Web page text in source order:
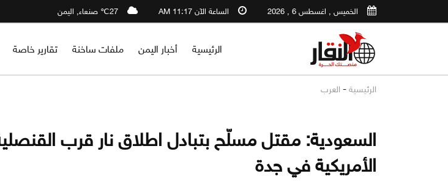
الخميس , اغسطس 6 , 2026 الساعة الآن 11:17 AM 27℃ صنعاء, اليمن
الرئيسية أخبار اليمن ملفات ساخنة تقارير خاصة
الرئيسية - العرب
السعودية: مقتل مسلّح بتبادل اطلاق نار قرب
الأمريكية في جدة